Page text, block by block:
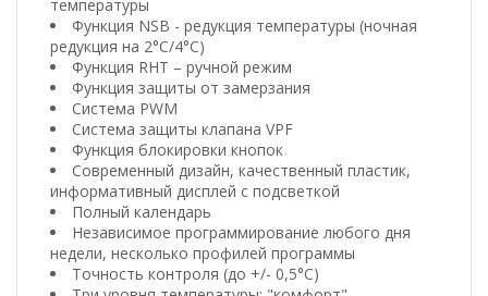
температуры
Функция NSB - редукция температуры (ночная
редукция на 2°C/4°C)
Функция RHT – ручной режим
Функция защиты от замерзания
Система PWM
Система защиты клапана VPF
Функция блокировки кнопок
Современный дизайн, качественный пластик,
информативный дисплей с подсветкой
Полный календарь
Независимое программирование любого дня
недели, несколько профилей программы
Точность контроля (до +/- 0,5°C)